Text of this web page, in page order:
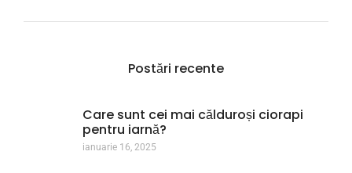
Postări recente
Care sunt cei mai călduroși ciorapi
pentru iarnă?
ianuarie 16, 2025